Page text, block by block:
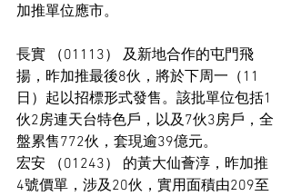
加推單位應市。
長實 （01113） 及新地合作的屯門飛
揚，昨加推最後8伙，將於下周一（11
日）起以招標形式發售。該批單位包括1
伙2房連天台特色戶，以及7伙3房戶，全
盤累售772伙，套現逾39億元。
宏安 （01243） 的黃大仙薈淳，昨加推
4號價單，涉及20伙，實用面積由209至